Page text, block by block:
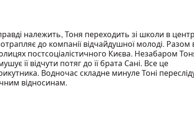
належить, Тоня переходить зі школи в
до компанії відчайдушної молоді. Разом
постсоціалістичного Києва. Незабаром
її відчути потяг до її брата Сані. Все це
Водночас складне минуле Тоні
відносинам.